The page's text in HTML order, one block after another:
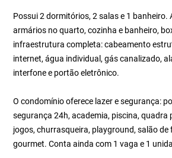
Possui 2 dormitórios, 2 salas e 1 banheiro.
armários no quarto, cozinha e banheiro,
infraestrutura completa: cabeamento
internet, água individual, gás canalizado,
interfone e portão eletrônico.
O condomínio oferece lazer e segurança:
segurança 24h, academia, piscina, quadra
jogos, churrasqueira, playground, salão de
gourmet. Conta ainda com 1 vaga e 1